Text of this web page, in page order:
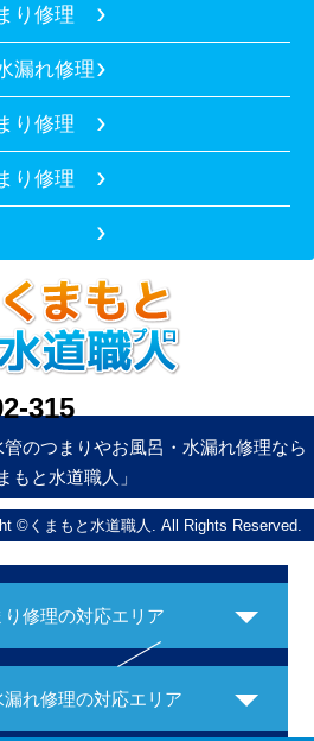
り修理
漏れ修理
り修理
り修理
315
のつまりやお風呂・水漏れ修理なら
もと水道職人」
©くまもと水道職人. All Rights Reserved.
り修理の対応エリア
れ修理の対応エリア